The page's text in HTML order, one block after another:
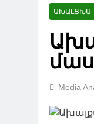
ԱԽԱԼՑԽԱ
Media